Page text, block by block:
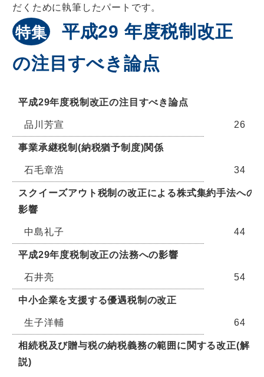
だくために執筆したパートです。
特集
平成29 年度税制改正
の注目すべき論点
平成29年度税制改正の注目すべき論点
品川芳宣 26
事業承継税制(納税猶予制度)関係
石毛章浩 34
スクイーズアウト税制の改正による株式集約手法への
影響
中島礼子 44
平成29年度税制改正の法務への影響
石井亮 54
中小企業を支援する優遇税制の改正
生子洋輔 64
相続税及び贈与税の納税義務の範囲に関する改正(解
説)